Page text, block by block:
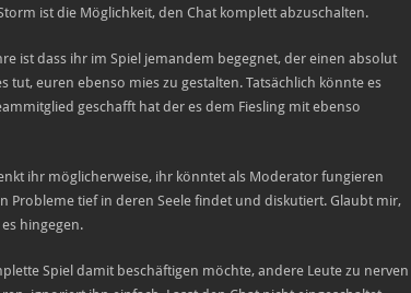
ist die Möglichkeit, den Chat komplett abzuschalten.
ist dass ihr im Spiel jemandem begegnet, der einen absolut
tut, euren ebenso mies zu gestalten. Tatsächlich könnte es
geschafft hat der es dem Fiesling mit ebenso
ihr möglicherweise, ihr könntet als Moderator fungieren
Probleme tief in deren Seele findet und diskutiert. Glaubt mir,
hingegen.
Spiel damit beschäftigen möchte, andere Leute zu nerven